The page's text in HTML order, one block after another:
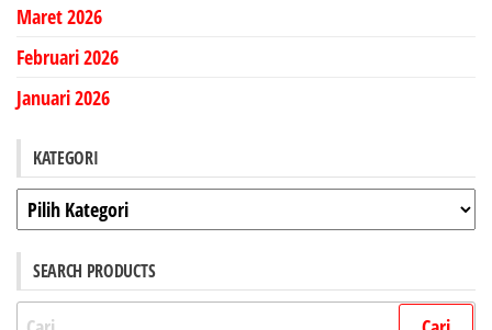
Maret 2026
Februari 2026
Januari 2026
KATEGORI
Kategori
SEARCH PRODUCTS
Cari